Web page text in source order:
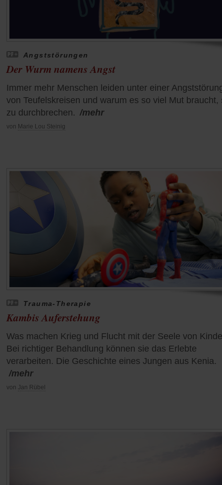
Angststörungen
Der Wurm namens Angst
Immer mehr Menschen leiden unter einer
von Teufelskreisen und warum es so viel Mut braucht,
zu durchbrechen. /mehr
von Marie Lou Steinig
Trauma-Therapie
Kambis Auferstehung
Was machen Krieg und Flucht mit der Seele von
Bei richtiger Behandlung können sie das Erlebte
verarbeiten. Die Geschichte eines Jungen aus Kenia.
/mehr
von Jan Rübel